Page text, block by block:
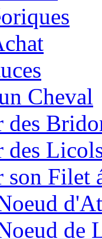
Cheval
des
des
son Filet
de